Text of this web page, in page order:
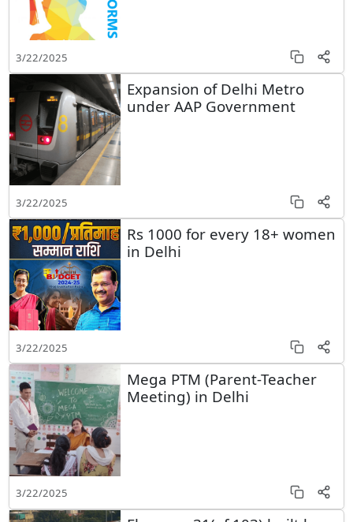
3/22/2025
Expansion of Delhi Metro
under AAP Government
3/22/2025
Rs 1000 for every 18+ women
in Delhi
3/22/2025
Mega PTM (Parent-Teacher
Meeting) in Delhi
3/22/2025